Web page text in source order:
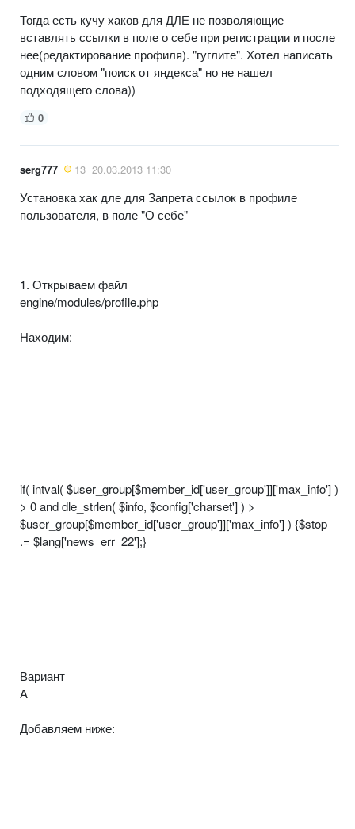
Тогда есть кучу хаков для ДЛЕ не позволяющие
вставлять ссылки в поле о себе при регистрации и после
нее(редактирование профиля). "гуглите". Хотел написать
одним словом "поиск от яндекса" но не нашел
подходящего слова))
0
serg777 13 20.03.2013 11:30
Установка хак дле для Запрета ссылок в профиле
пользователя, в поле "О себе"
1. Открываем файл
engine/modules/profile.php
Находим:
if( intval( $user_group[$member_id['user_group']]['max_info'] )
> 0 and dle_strlen( $info, $config['charset'] ) >
$user_group[$member_id['user_group']]['max_info'] ) {$stop
.= $lang['news_err_22'];}
Вариант
A
Добавляем ниже: